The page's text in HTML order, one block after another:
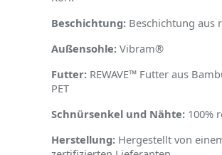
Beschichtung:Beschichtung aus
Außensohle:Vibram®
Futter:REWAVE™ Futter aus
PET
Schnürsenkel und Nähte:100%
Herstellung: Hergestellt von